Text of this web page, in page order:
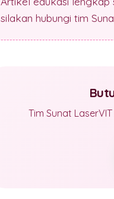
silakan hubungi tim
Tim Sunat